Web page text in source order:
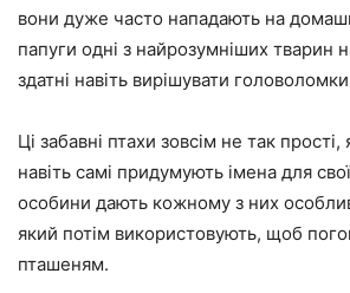
вони дуже часто нападають на
папуги одні з найрозумніших тварин
здатні навіть вирішувати
Ці забавні птахи зовсім не так
навіть самі придумують імена для
особини дають кожному з них
який потім використовують, щоб
пташеням.